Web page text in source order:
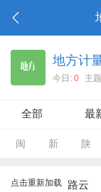
地方计
今日:0 主
全部 最
闽 新 陕
点击重新加载 路云